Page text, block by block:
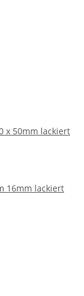
x 50mm lackiert